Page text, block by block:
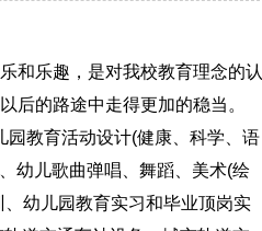
和乐趣，是对我校教育理念的认
后的路途中走得更加的稳当。
教育活动设计(健康、科学、语
幼儿歌曲弹唱、舞蹈、美术(绘
幼儿园教育实习和毕业顶岗实